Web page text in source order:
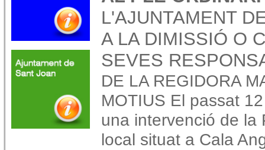
L'AJUNTAMENT
A LA DIMISSIÓ O
SEVES
DE LA REGIDORA
MOTIUS El passat
una intervenció de la
local situat a Cala